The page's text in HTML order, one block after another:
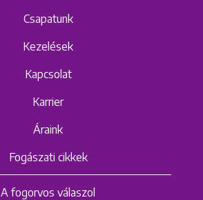
Csapatunk
Kezelések
Kapcsolat
Karrier
Áraink
Fogászati cikkek
A fogorvos válaszol